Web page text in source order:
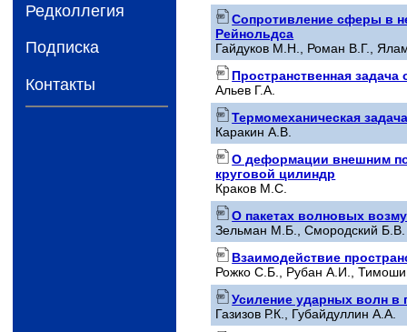
Редколлегия
Подписка
Контакты
Сопротивление сферы в
Рейнольдса
Гайдуков М.Н., Роман В.Г.,
Пространственная
Альев Г.А.
Термомеханическая
Каракин А.В.
О деформации внешним
круговой цилиндр
Краков М.С.
О пакетах волновых
Зельман М.Б., Смородский Б.В.
Взаимодействие
Рожко С.Б., Рубан А.И.,
Усиление ударных волн в
Газизов Р.К., Губайдуллин А.А.